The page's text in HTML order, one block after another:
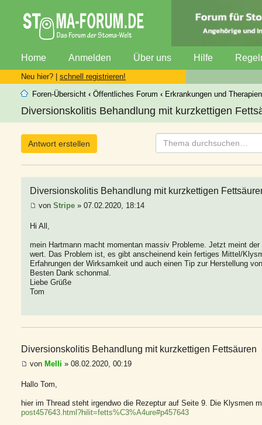
Home Anmelden Über uns Hilfe
Neu hier? | schnell registrieren!
Foren-Übersicht ‹ Öffentliches Forum ‹ Erkrankungen und Therapien
Diversionskolitis Behandlung mit kurzkettigen
Antwort erstellen
Diversionskolitis Behandlung mit kurzkettigen
von Stripe » 07.02.2020, 18:14
Hi All,
mein Hartmann macht momentan massiv Probleme. Jetzt meint
wert. Das Problem ist, es gibt anscheinend kein fertiges Mittel/
Erfahrungen der Wirksamkeit und auch einen Tip zur Herstellung
Besten Dank schonmal.
Liebe Grüße
Tom
Diversionskolitis Behandlung mit kurzkettigen Fettsäuren
von Melli » 08.02.2020, 00:19
Hallo Tom,
hier im Thread steht irgendwo die Rezeptur auf Seite 9. Die Klysmen
post457643.html?hilit=fetts%C3%A4ure#p457643